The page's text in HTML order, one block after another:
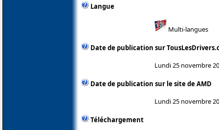
Langue
Multi-langues
Date de publication sur
Lundi 25 novembre
Date de publication sur le site de AMD
Lundi 25 novembre
Téléchargement